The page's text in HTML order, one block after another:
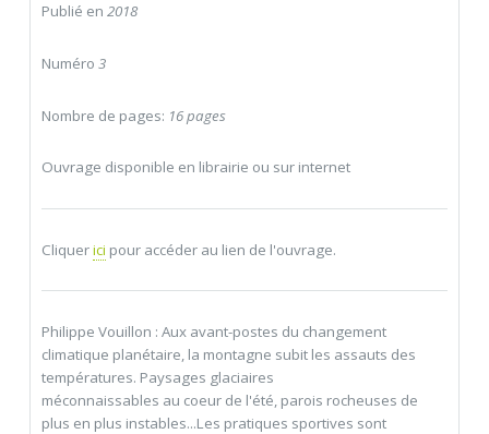
Publié en 2018
Numéro 3
Nombre de pages: 16 pages
Ouvrage disponible en librairie ou sur internet
Cliquerici pour accéder au lien de l'ouvrage.
Philippe Vouillon : Aux avant-postes du changement
climatique planétaire, la montagne subit les assauts des
températures. Paysages glaciaires
méconnaissables au coeur de l'été, parois rocheuses de
plus en plus instables...Les pratiques sportives sont